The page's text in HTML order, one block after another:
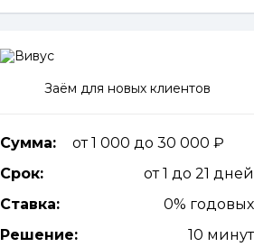
Заём для новых клиентов
Сумма:
от 1 000 до 30 000
Срок:
от 1 до 21 дней
Ставка:
0% годовых
Решение:
10 минут